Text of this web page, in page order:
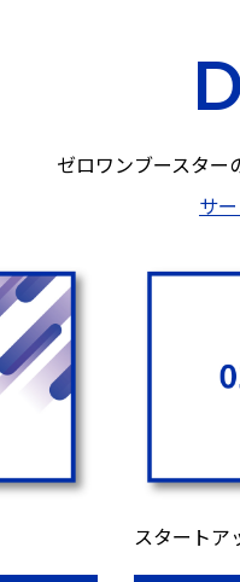
ゼロワンブースター
サ
スタートア